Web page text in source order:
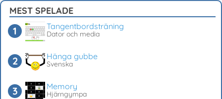
MEST SPELADE
Tangentbordsträning
Dator och media
Hänga gubbe
Svenska
Memory
Hjärngympa